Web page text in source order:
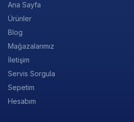
Ana Sayfa
Ürünler
Blog
Mağazalarımız
İletişim
Servis Sorgula
Sepetim
Hesabım